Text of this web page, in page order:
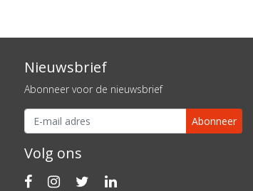
Nieuwsbrief
Abonneer voor de nieuwsbrief
Abonneer
Volg ons